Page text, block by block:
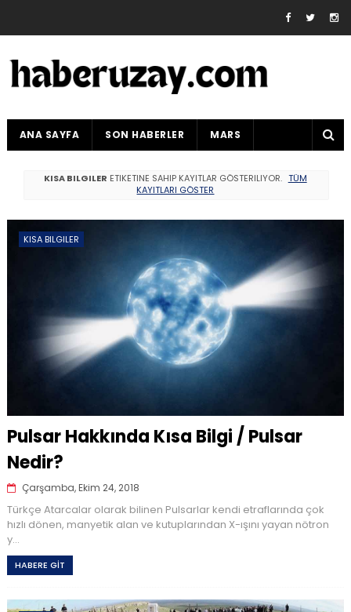
ANA SAYFA SON HABERLER MARS
KISA BILGILER ETIKETINE SAHIP KAYITLAR GÖSTERILIYOR. TÜM
KAYITLARI GÖSTER
KISA BILGILER
Pulsar Hakkında Kısa Bilgi / Pulsar
Nedir?
Çarşamba, Ekim 24, 2018
Türkçe Atarcalar olarak bilinen Pulsarlar kendi etraflarında çok
hızlı dönen, manyetik alan ve kutuplarından X-ışını yayan nötron
y...
HABERE GİT